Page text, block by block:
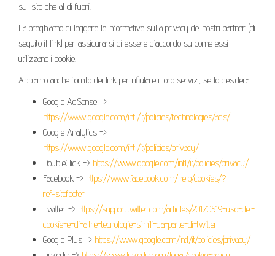
sul sito che al di fuori.
La preghiamo di leggere le informative sulla privacy dei nostri partner (di
seguito il link) per assicurarsi di essere d’accordo su come essi
utilizzano i cookie.
Abbiamo anche fornito dei link per rifiutare i loro servizi, se lo desidera.
Google AdSense ->
https://www.google.com/intl/it/policies/technologies/ads/
Google Analytics ->
https://www.google.com/intl/it/policies/privacy/
DoubleClick -> https://www.google.com/intl/it/policies/privacy/
Facebook -> https://www.facebook.com/help/cookies/?
ref=sitefooter
Twitter -> https://support.twitter.com/articles/20170519-uso-dei-
cookie-e-di-altre-tecnologie-simili-da-parte-di-twitter
Google Plus -> https://www.google.com/intl/it/policies/privacy/